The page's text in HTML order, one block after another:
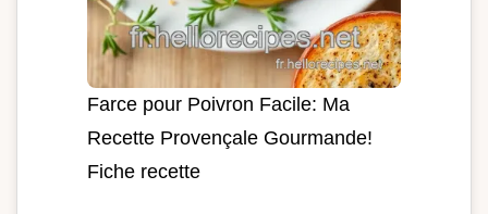
Farce pour Poivron Facile: Ma
Recette Provençale Gourmande!
Fiche recette